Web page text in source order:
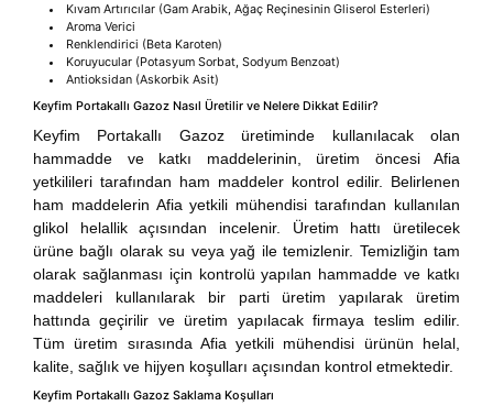
Kıvam Artırıcılar (Gam Arabik, Ağaç Reçinesinin Gliserol Esterleri)
Aroma Verici
Renklendirici (Beta Karoten)
Koruyucular (Potasyum Sorbat, Sodyum Benzoat)
Antioksidan (Askorbik Asit)
Keyfim Portakallı Gazoz Nasıl Üretilir ve Nelere Dikkat Edilir?
Keyfim Portakallı Gazoz üretiminde kullanılacak olan
hammadde ve katkı maddelerinin, üretim öncesi Afia
yetkilileri tarafından ham maddeler kontrol edilir. Belirlenen
ham maddelerin Afia yetkili mühendisi tarafından kullanılan
glikol helallik açısından incelenir. Üretim hattı üretilecek
ürüne bağlı olarak su veya yağ ile temizlenir. Temizliğin tam
olarak sağlanması için kontrolü yapılan hammadde ve katkı
maddeleri kullanılarak bir parti üretim yapılarak üretim
hattında geçirilir ve üretim yapılacak firmaya teslim edilir.
Tüm üretim sırasında Afia yetkili mühendisi ürünün helal,
kalite, sağlık ve hijyen koşulları açısından kontrol etmektedir.
Keyfim Portakallı Gazoz Saklama Koşulları